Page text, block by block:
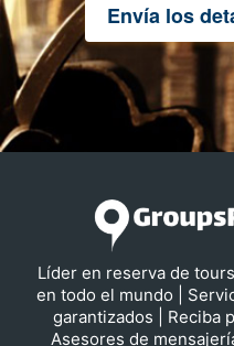
Envía los
Líder en reserva de
en todo el mundo |
garantizados | Reciba
Asesores de